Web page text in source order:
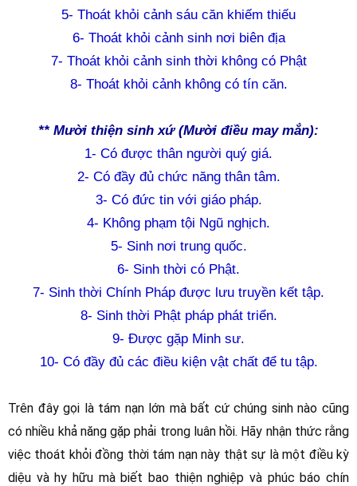
5- Thoát khỏi cảnh sáu căn khiếm thiếu
6- Thoát khỏi cảnh sinh nơi biên địa
7- Thoát khỏi cảnh sinh thời không có Phật
8- Thoát khỏi cảnh không có tín căn.
** Mười thiện sinh xứ (Mười điều may mắn):
1- Có được thân người quý giá.
2- Có đầy đủ chức năng thân tâm.
3- Có đức tin với giáo pháp.
4- Không phạm tội Ngũ nghịch.
5- Sinh nơi trung quốc.
6- Sinh thời có Phật.
7- Sinh thời Chính Pháp được lưu truyền kết tập.
8- Sinh thời Phật pháp phát triển.
9- Được gặp Minh sư.
10- Có đầy đủ các điều kiện vật chất để tu tập.
Trên đây gọi là tám nạn lớn mà bất cứ chúng sinh nào cũng
có nhiều khả năng gặp phải trong luân hồi. Hãy nhận thức rằng
việc thoát khỏi đồng thời tám nạn này thật sự là một điều kỳ
diệu và hy hữu mà biết bao thiện nghiệp và phúc báo chín